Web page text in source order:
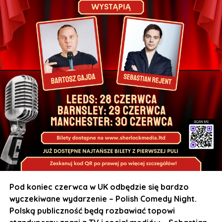
Otwarcie drzwi: 19:00
Początek koncertu: 20:30
REZERWACJA MIEJSC:
https://bilety.sherlockmedia.ltd/events/sherlockmedialtd/
Pod koniec czerwca w UK odbędzie się bardzo
wyczekiwane wydarzenie – Polish Comedy Night.
Polską publiczność będą rozbawiać topowi